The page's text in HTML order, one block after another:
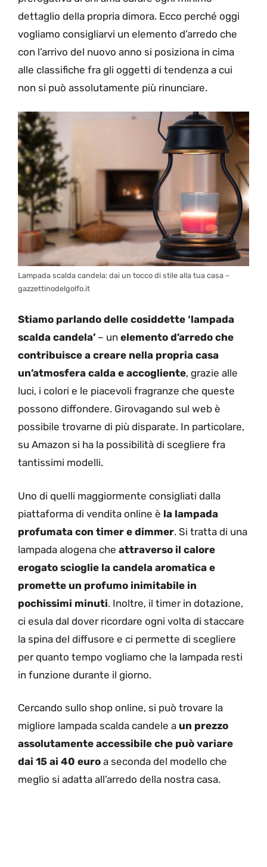
dettaglio della propria dimora. Ecco perché oggi
vogliamo consigliarvi un elemento d’arredo che
con l’arrivo del nuovo anno si posiziona in cima
alle classifiche fra gli oggetti di tendenza a cui
non si può assolutamente più rinunciare.
Lampada scalda candela: dai un tocco di stile alla tua casa –
gazzettinodelgolfo.it
Stiamo parlando delle cosiddette ‘lampada
scalda candela’ – un elemento d’arredo che
contribuisce a creare nella propria casa
un’atmosfera calda e accogliente, grazie alle
luci, i colori e le piacevoli fragranze che queste
possono diffondere. Girovagando sul web è
possibile trovarne di più disparate. In particolare,
su Amazon si ha la possibilità di scegliere fra
tantissimi modelli.
Uno di quelli maggiormente consigliati dalla
piattaforma di vendita online è la lampada
profumata con timer e dimmer. Si tratta di una
lampada alogena che attraverso il calore
erogato scioglie la candela aromatica e
promette un profumo inimitabile in
pochissimi minuti. Inoltre, il timer in dotazione,
ci esula dal dover ricordare ogni volta di staccare
la spina del diffusore e ci permette di scegliere
per quanto tempo vogliamo che la lampada resti
in funzione durante il giorno.
Cercando sullo shop online, si può trovare la
migliore lampada scalda candele a un prezzo
assolutamente accessibile che può variare
dai 15 ai 40 euro a seconda del modello che
meglio si adatta all’arredo della nostra casa.